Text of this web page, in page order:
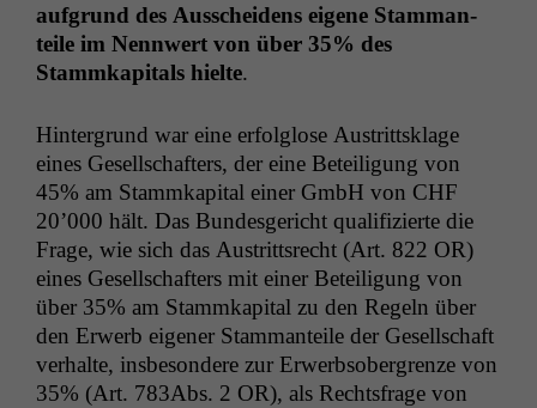
auf­grund des Auss­chei­dens eigene Stam­man­
teile im Nen­nwert von über 35% des
Stammkap­i­tals hielte.
Hin­ter­grund war eine erfol­glose Aus­trittsklage
eines Gesellschafters, der eine Beteili­gung von
45% am Stammkap­i­tal ein­er GmbH von CHF
20’000 hält. Das Bun­des­gericht qual­i­fizierte die
Frage, wie sich das Aus­trittsrecht (Art. 822 OR)
eines Gesellschafters mit ein­er Beteili­gung von
über 35% am Stammkap­i­tal zu den Regeln über
den Erwerb eigen­er Stam­man­teile der Gesellschaft
ver­halte, ins­beson­dere zur Erwerb­sober­gren­ze von
35% (Art. 783Abs. 2 OR), als Rechts­frage von